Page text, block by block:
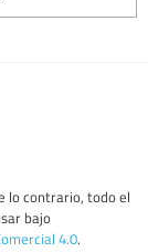
lo contrario, todo el
bajo
4.0.